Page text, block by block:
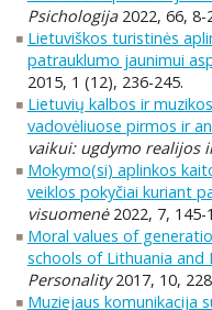
Psichologija2022, 66, 8-
Lietuviškos turistinės
patrauklumo jaunimui
2015, 1 (12), 236-245.
Lietuvių kalbos ir
vadovėliuose pirmos ir
vaikui: ugdymo realijos
Mokymo(si) aplinkos
veiklos pokyčiai kuriant
visuomenė2022, 7, 145-
Moral values of
schools of Lithuania and
Personality2017, 10,
Muziejaus komunikacija